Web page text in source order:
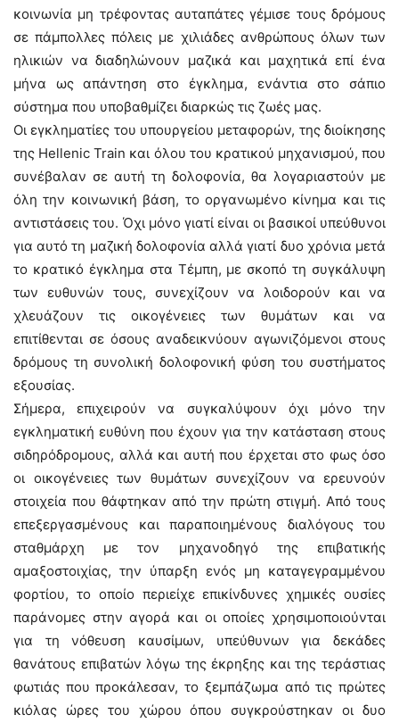
κοινωνία μη τρέφοντας αυταπάτες γέμισε τους δρόμους
σε πάμπολλες πόλεις με χιλιάδες ανθρώπους όλων των
ηλικιών να διαδηλώνουν μαζικά και μαχητικά επί ένα
μήνα ως απάντηση στο έγκλημα, ενάντια στο σάπιο
σύστημα που υποβαθμίζει διαρκώς τις ζωές μας.
Οι εγκληματίες του υπουργείου μεταφορών, της διοίκησης
της Hellenic Train και όλου του κρατικού μηχανισμού, που
συνέβαλαν σε αυτή τη δολοφονία, θα λογαριαστούν με
όλη την κοινωνική βάση, το οργανωμένο κίνημα και τις
αντιστάσεις του. Όχι μόνο γιατί είναι οι βασικοί υπεύθυνοι
για αυτό τη μαζική δολοφονία αλλά γιατί δυο χρόνια μετά
το κρατικό έγκλημα στα Τέμπη, με σκοπό τη συγκάλυψη
των ευθυνών τους, συνεχίζουν να λοιδορούν και να
χλευάζουν τις οικογένειες των θυμάτων και να
επιτίθενται σε όσους αναδεικνύουν αγωνιζόμενοι στους
δρόμους τη συνολική δολοφονική φύση του συστήματος
εξουσίας.
Σήμερα, επιχειρούν να συγκαλύψουν όχι μόνο την
εγκληματική ευθύνη που έχουν για την κατάσταση στους
σιδηρόδρομους, αλλά και αυτή που έρχεται στο φως όσο
οι οικογένειες των θυμάτων συνεχίζουν να ερευνούν
στοιχεία που θάφτηκαν από την πρώτη στιγμή. Από τους
επεξεργασμένους και παραποιημένους διαλόγους του
σταθμάρχη με τον μηχανοδηγό της επιβατικής
αμαξοστοιχίας, την ύπαρξη ενός μη καταγεγραμμένου
φορτίου, το οποίο περιείχε επικίνδυνες χημικές ουσίες
παράνομες στην αγορά και οι οποίες χρησιμοποιούνται
για τη νόθευση καυσίμων, υπεύθυνων για δεκάδες
θανάτους επιβατών λόγω της έκρηξης και της τεράστιας
φωτιάς που προκάλεσαν, το ξεμπάζωμα από τις πρώτες
κιόλας ώρες του χώρου όπου συγκρούστηκαν οι δυο